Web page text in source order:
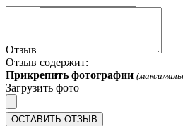
Отзыв
Отзыв содержит:
Прикрепить фотографии
Загрузить фото
ОСТАВИТЬ ОТЗЫВ